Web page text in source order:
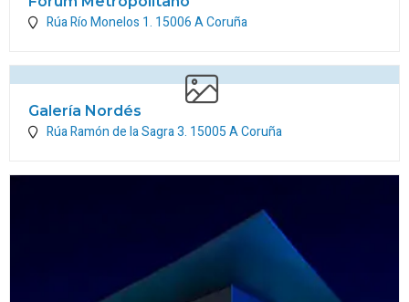
Rúa Río Monelos 1. 15006A Coruña
Galería Nordés
Rúa Ramón de la Sagra 3. 15005A Coruña